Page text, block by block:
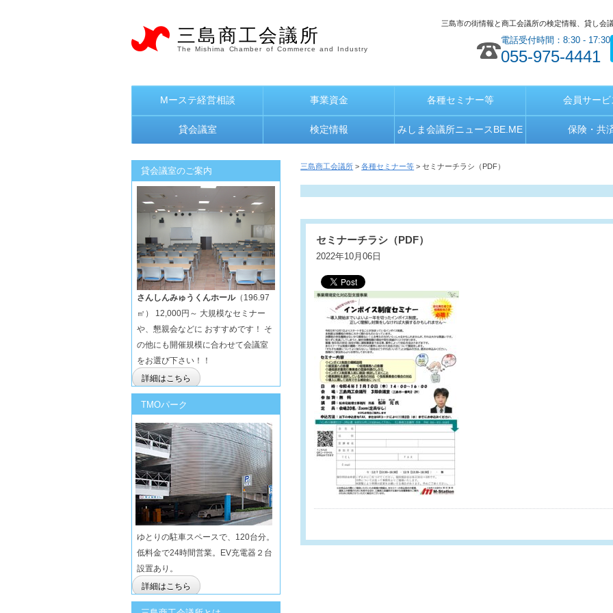
三島商工会議所
The Mishima Chamber of Commerce and Industry
三島市の街情報と商工会議所の検定情報、貸し会
電話受付時間：8:30 - 17:30
055-975-4441
Mーステ経営相談 事業資金 各種セミナー等 会員サービ
貸会議室 検定情報 みしま会議所ニュースBE.ME 保険・共
三島商工会議所 >各種セミナー等 > セミナーチラシ（PDF）
セミナーチラシ（PDF）
2022年10月06日
貸会議室のご案内
さんしんみゅうくんホール（196.97
㎡） 12,000円～ 大規模なセミナー
や、懇親会などに おすすめです！ そ
の他にも開催規模に合わせて会議室
をお選び下さい！！
詳細はこちら
TMOパーク
ゆとりの駐車スペースで、120台分。
低料金で24時間営業。EV充電器２台
設置あり。
詳細はこちら